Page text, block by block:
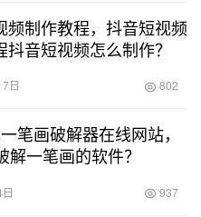
频制作教程，抖音短视频
抖音短视频怎么制作？
日 802
笔画破解器在线网站，
解一笔画的软件？
937